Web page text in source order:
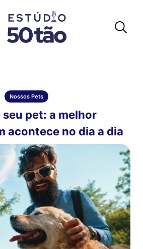
Nossos Pets
seu pet: a melhor
acontece no dia a dia